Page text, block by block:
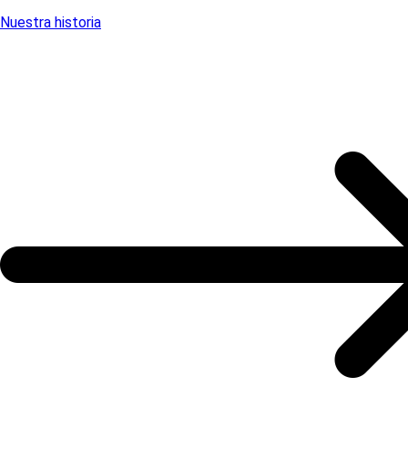
Nuestra historia